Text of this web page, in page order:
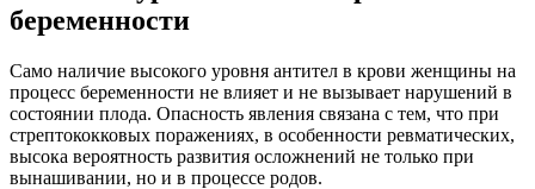
беременности
Само наличие высокого уровня антител в крови женщины на
процесс беременности не влияет и не вызывает нарушений в
состоянии плода. Опасность явления связана с тем, что при
стрептококковых поражениях, в особенности ревматических,
высока вероятность развития осложнений не только при
вынашивании, но и в процессе родов.